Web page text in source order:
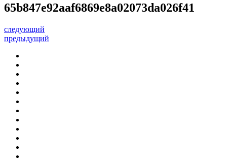
65b847e92aaf6869e8a02073da026f41
следующий
предыдущий